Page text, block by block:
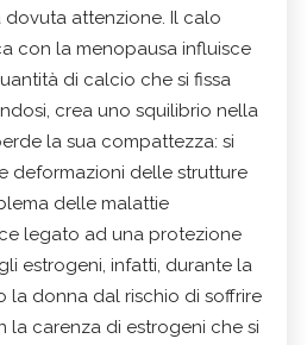
attenzione. Il calo
con la menopausa influisce
di calcio che si fissa
crea uno squilibrio nella
la sua compattezza: si
deformazioni delle strutture
delle malattie
legato ad una protezione
estrogeni, infatti, durante la
la donna dal rischio di soffrire
la carenza di estrogeni che si